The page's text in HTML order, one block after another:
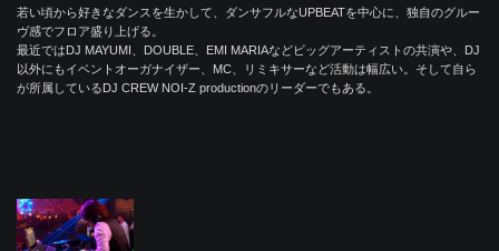
若い頃から好きなダンスを生かして、ダンサフルなUPBEATを中心に、独自のグルー
ヴ感でフロア盛り上げる。
最近ではDJ MAYUMI、DOUBLE、EMI MARIAなどビッグアーティストの共演や、DJ
以外にもイベントオーガナイザー、MC、リミキサーなど活動は幅広い。そして自ら
が所属しているDJ CREW NOI-Z productionのリーダーでもある。